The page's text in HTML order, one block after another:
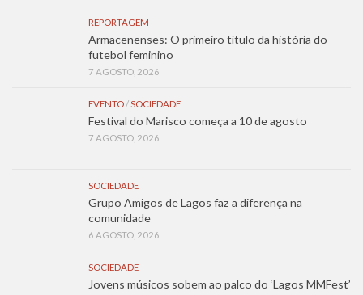
REPORTAGEM
Armacenenses: O primeiro título da história do
futebol feminino
7 AGOSTO, 2026
EVENTO/SOCIEDADE
Festival do Marisco começa a 10 de agosto
7 AGOSTO, 2026
SOCIEDADE
Grupo Amigos de Lagos faz a diferença na
comunidade
6 AGOSTO, 2026
SOCIEDADE
Jovens músicos sobem ao palco do ‘Lagos MMFest’